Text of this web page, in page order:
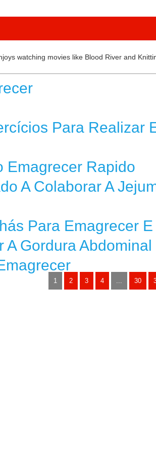
watching movies like Blood River and
Para Realizar
Emagrecer Rapido
A Colaborar A
Para Emagrecer
A Gordura Abdominal
1 2 3 4 ... 30